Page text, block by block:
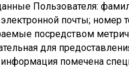
Пользователя:
почты; номер
посредством
для
информация помечена